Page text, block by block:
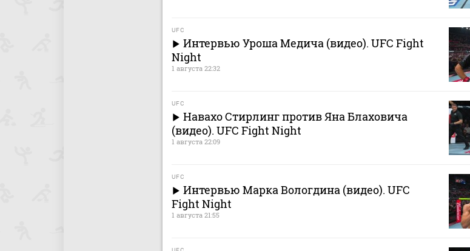
UFC
Интервью Уроша Медича (видео). UFC Fight
Night
1 августа 22:32
UFC
Навахо Стирлинг против Яна Блаховича
(видео). UFC Fight Night
1 августа 22:09
UFC
Интервью Марка Вологдина (видео). UFC
Fight Night
1 августа 21:55